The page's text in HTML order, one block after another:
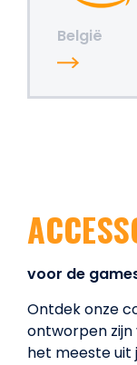
België
voor de
Ontdek onze
ontworpen zijn
het meeste uit